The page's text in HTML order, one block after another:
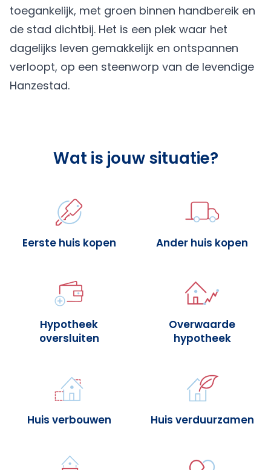
toegankelijk, met groen binnen handbereik en
de stad dichtbij. Het is een plek waar het
dagelijks leven gemakkelijk en ontspannen
verloopt, op een steenworp van de levendige
Hanzestad.
Wat is jouw situatie?
Eerste huis kopen Ander huis kopen
Hypotheek
oversluiten
Overwaarde
hypotheek
Huis verbouwen Huis verduurzamen